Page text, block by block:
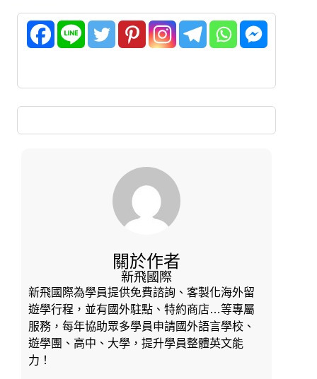
關於作者
新飛國際
新飛國際為學員提供免費諮詢、客製化海外留
遊學行程，並有國外駐點、特約商店…等專屬
服務，每年協助眾多學員申請國外語言學校、
遊學團、高中、大學，提升學員整體英文能
力！